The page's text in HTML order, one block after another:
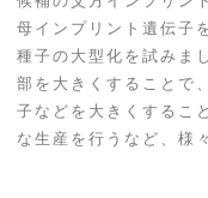
母インプリント遺伝子
種子の大型化を試みま
部を大きくすることで
子などを大きくするこ
な生産を行うなど、様